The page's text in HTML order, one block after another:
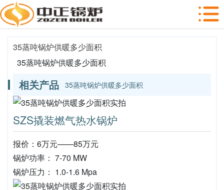
35蒸吨锅炉供暖多少面积
35蒸吨锅炉供暖多少面积
相关产品 35蒸吨锅炉供暖多少面积
SZS撬装燃气热水锅炉
报价：6万元——85万元
锅炉功率： 7-70 MW
锅炉压力： 1.0-1.6 Mpa